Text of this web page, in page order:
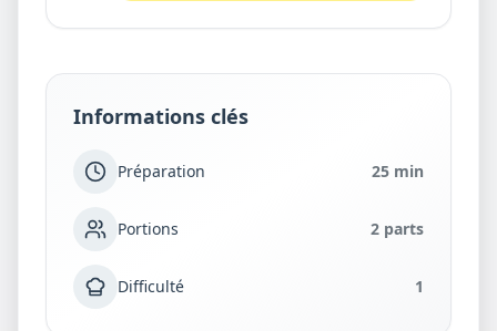
Informations clés
Préparation 25 min
Portions 2 parts
Difficulté 1